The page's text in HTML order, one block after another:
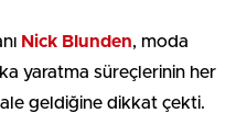
Nick Blunden, moda
yaratma süreçlerinin her
geldiğine dikkat çekti.